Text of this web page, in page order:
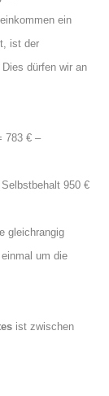
ein
ist der
dürfen wir an
783 € –
950 €
gleichrangig
um die
ist zwischen